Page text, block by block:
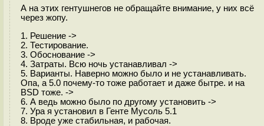
А на этих гентушнегов не обращайте внимание, у них всё
через жопу.
1. Решение ->
2. Тестирование.
3. Обоснование ->
4. Затраты. Всю ночь устанавливал ->
5. Варианты. Наверно можно было и не устанавливать.
Опа, а 5.0 почему-то тоже работает и даже бытре. и на
BSD тоже. ->
6. А ведь можно было по другому установить ->
7. Ура я установил в Генте Мусоль 5.1
8. Вроде уже стабильная, и рабочая.